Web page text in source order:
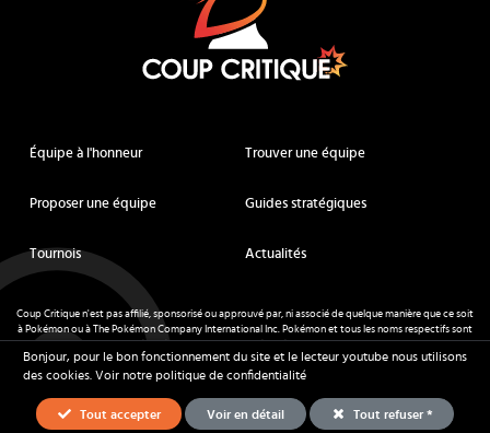
Équipe à l'honneur Trouver une équipe
Proposer une équipe Guides stratégiques
Tournois Actualités
Coup Critique n'est pas affilié, sponsorisé ou approuvé par, ni associé de quelque manière que ce soit
à Pokémon ou à The Pokémon Company International Inc. Pokémon et tous les noms respectifs sont
des marques déposées et des marques déposées. © de Nintendo 1996-2026.
Mentions légales - CGU- Tous droits réservés - Coup Critique
Bonjour, pour le bon fonctionnement du site et le lecteur youtube nous utilisons
des cookies. Voir notre politique de confidentialité
Tout accepter Voir en détail Tout refuser *